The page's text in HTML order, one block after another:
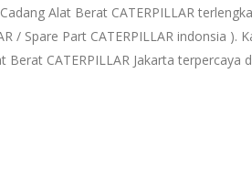
Alat Berat CATERPILLAR
/ Spare Part CATERPILLAR indonsia ).
Berat CATERPILLAR Jakarta terpercaya